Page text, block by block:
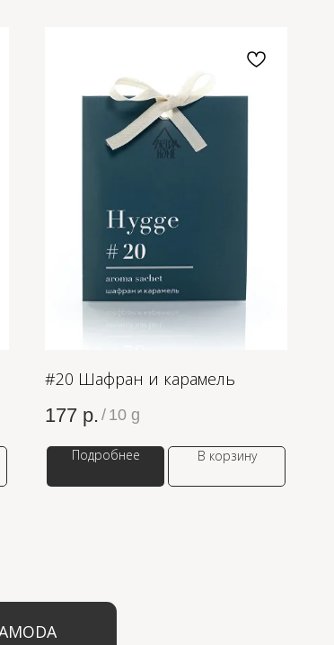
#20 Шафран и карамель
177 р. / 10 g
Подробнее В корзину